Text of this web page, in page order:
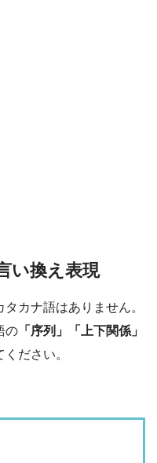
い換え表現
カナ語はありません。
の 「序列」「上下関係」
ださい。